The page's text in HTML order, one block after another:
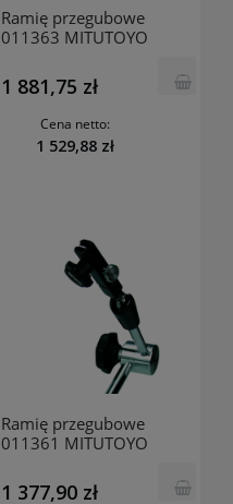
Ramię przegubowe
011363 MITUTOYO
1 881,75 zł
Cena netto:
1 529,88 zł
Ramię przegubowe
011361 MITUTOYO
1 377,90 zł